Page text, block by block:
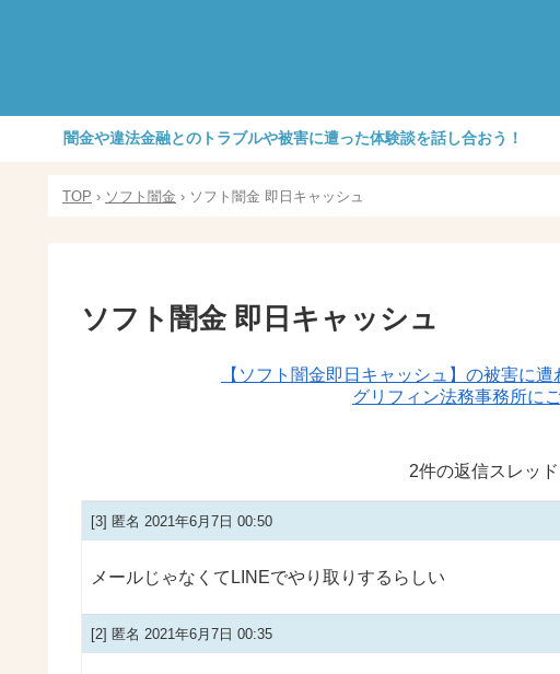
闇金や違法金融とのトラブルや被害に遭った体験談を話し合おう！
TOP › ソフト闇金 › ソフト闇金 即日キャッシュ
ソフト闇金 即日キャッシュ
【ソフト闇金即日キャッシュ】の被害に
グリフィン法務事務所に
2件の返信スレッ
[3] 匿名 2021年6月7日 00:50
メールじゃなくてLINEでやり取りするらしい
[2] 匿名 2021年6月7日 00:35